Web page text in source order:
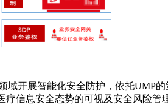
开展智能化安全防护，依托UMP
信息安全态势的可视及安全风险管